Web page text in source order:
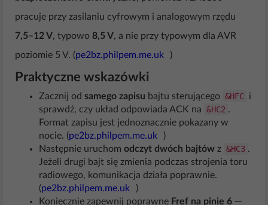
pracuje przy zasilaniu cyfrowym i analogowym rzędu
7,5–12 V, typowo 8,5 V, a nie przy typowym dla AVR
poziomie 5 V. (pe2bz.philpem.me.uk )
Praktyczne wskazówki
Zacznij od samego zapisu bajtu sterującego &HFC
i
sprawdź, czy układ odpowiada ACK na &HC2 .
Format zapisu jest jednoznacznie pokazany w
nocie. (pe2bz.philpem.me.uk
)
Następnie uruchom odczyt dwóch bajtów z &HC3 .
Jeżeli drugi bajt się zmienia podczas strojenia toru
radiowego, komunikacja działa poprawnie.
(pe2bz.philpem.me.uk
)
Koniecznie zapewnij poprawne Fref na pinie 6 —